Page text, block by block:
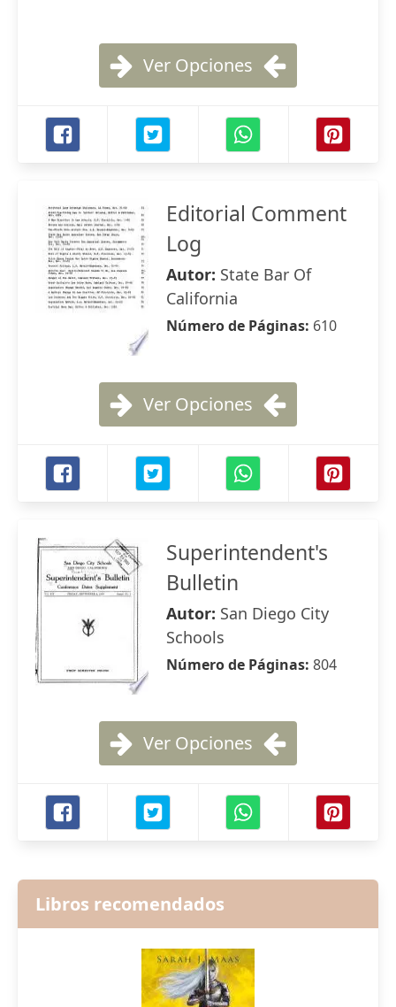
Ver Opciones
Editorial Comment
Log
Autor: State Bar Of
California
Número de Páginas: 610
Ver Opciones
Superintendent's
Bulletin
Autor: San Diego City
Schools
Número de Páginas: 804
Ver Opciones
Libros recomendados